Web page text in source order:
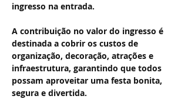
ingresso na entrada.
A contribuição no valor do ingresso é
destinada a cobrir os custos de
organização, decoração, atrações e
infraestrutura, garantindo que todos
possam aproveitar uma festa bonita,
segura e divertida.